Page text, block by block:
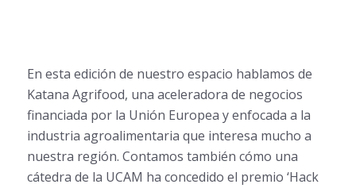
En esta edición de nuestro espacio hablamos de
Katana Agrifood, una aceleradora de negocios
financiada por la Unión Europea y enfocada a la
industria agroalimentaria que interesa mucho a
nuestra región. Contamos también cómo una
cátedra de la UCAM ha concedido el premio ‘Hack